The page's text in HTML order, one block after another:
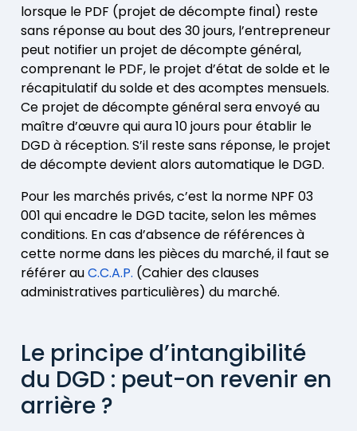
lorsque le PDF (projet de décompte final) reste
sans réponse au bout des 30 jours, l’entrepreneur
peut notifier un projet de décompte général,
comprenant le PDF, le projet d’état de solde et le
récapitulatif du solde et des acomptes mensuels.
Ce projet de décompte général sera envoyé au
maître d’œuvre qui aura 10 jours pour établir le
DGD à réception. S’il reste sans réponse, le projet
de décompte devient alors automatique le DGD.
Pour les marchés privés, c’est la norme NPF 03
001 qui encadre le DGD tacite, selon les mêmes
conditions. En cas d’absence de références à
cette norme dans les pièces du marché, il faut se
référer auC.C.A.P. (Cahier des clauses
administratives particulières) du marché.
Le principe d’intangibilité
du DGD : peut-on revenir en
arrière ?